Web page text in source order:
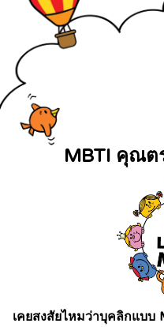
MBTI คุณต
เคยสงสัยไหมว่าบุคลิกแบบ